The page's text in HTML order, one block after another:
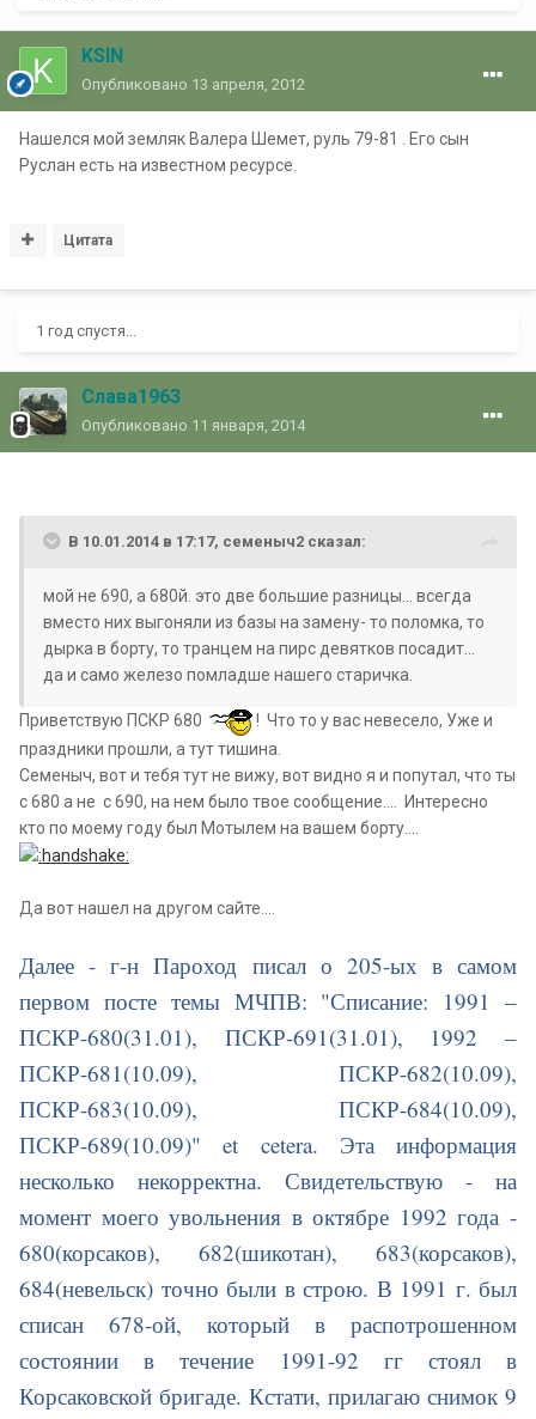
KSIN
Опубликовано 13 апреля, 2012
Нашелся мой земляк Валера Шемет, руль 79-81 . Его сын
Руслан есть на известном ресурсе.
Цитата
1 год спустя...
Слава1963
Опубликовано 11 января, 2014
В 10.01.2014 в 17:17, семеныч2 сказал:
мой не 690, а 680й. это две большие разницы... всегда
вместо них выгоняли из базы на замену- то поломка, то
дырка в борту, то транцем на пирс девятков посадит...
да и само железо помладше нашего старичка.
Приветствую ПСКР 680
! Что то у вас невесело, Уже и
праздники прошли, а тут тишина.
Семеныч, вот и тебя тут не вижу, вот видно я и попутал, что ты
с 680 а не с 690, на нем было твое сообщение.... Интересно
кто по моему году был Мотылем на вашем борту....
Да вот нашел на другом сайте....
Далее - г-н Пароход писал о 205-ых в самом
первом посте темы МЧПВ: "Списание: 1991 –
ПСКР-680(31.01), ПСКР-691(31.01), 1992 –
ПСКР-681(10.09), ПСКР-682(10.09),
ПСКР-683(10.09), ПСКР-684(10.09),
ПСКР-689(10.09)" et cetera. Эта информация
несколько некорректна. Свидетельствую - на
момент моего увольнения в октябре 1992 года -
680(корсаков), 682(шикотан), 683(корсаков),
684(невельск) точно были в строю. В 1991 г. был
списан 678-ой, который в распотрошенном
состоянии в течение 1991-92 гг стоял в
Корсаковской бригаде. Кстати, прилагаю снимок 9